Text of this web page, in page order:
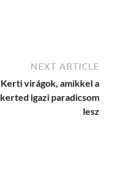
NEXT ARTICLE
Kerti virágok, amikkel a
kerted igazi paradicsom
lesz